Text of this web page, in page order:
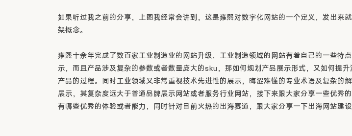
如果听过我之前的分享，上图我经常会讲到，这是雍熙对数字化网站的一个定义，发出来
架概念。
雍熙十余年完成了数百家工业制造业的网站升级，工业制造领域的网站有着自己的一些特
示，而且产品涉及复杂的参数或者数量庞大的sku，那如何规划产品展示形式，又如何提
产品的过程。同时工业领域又非常重视技术先进性的展示，晦涩难懂的专业术语及复杂的
展示，其复杂度远大于普通品牌展示网站或者服务行业网站，接下来跟大家分享一些优秀
有哪些优秀的体验或者能力，同时针对目前火热的出海赛道，跟大家分享一下出海网站建设